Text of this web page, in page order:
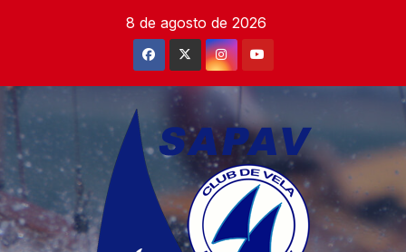
8 de agosto de 2026